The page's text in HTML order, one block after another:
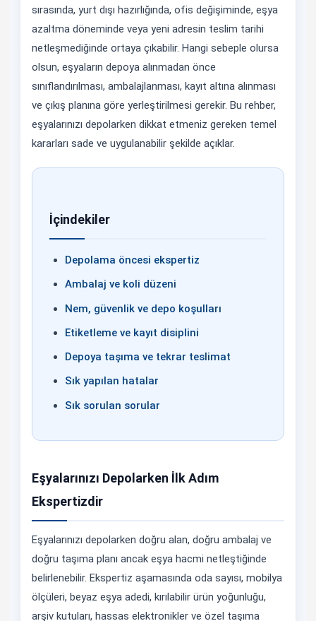
sırasında, yurt dışı hazırlığında, ofis değişiminde, eşya
azaltma döneminde veya yeni adresin teslim tarihi
netleşmediğinde ortaya çıkabilir. Hangi sebeple olursa
olsun, eşyaların depoya alınmadan önce
sınıflandırılması, ambalajlanması, kayıt altına alınması
ve çıkış planına göre yerleştirilmesi gerekir. Bu rehber,
eşyalarınızı depolarken dikkat etmeniz gereken temel
kararları sade ve uygulanabilir şekilde açıklar.
İçindekiler
Depolama öncesi ekspertiz
Ambalaj ve koli düzeni
Nem, güvenlik ve depo koşulları
Etiketleme ve kayıt disiplini
Depoya taşıma ve tekrar teslimat
Sık yapılan hatalar
Sık sorulan sorular
Eşyalarınızı Depolarken İlk Adım
Ekspertizdir
Eşyalarınızı depolarken doğru alan, doğru ambalaj ve
doğru taşıma planı ancak eşya hacmi netleştiğinde
belirlenebilir. Ekspertiz aşamasında oda sayısı, mobilya
ölçüleri, beyaz eşya adedi, kırılabilir ürün yoğunluğu,
arşiv kutuları, hassas elektronikler ve özel taşıma